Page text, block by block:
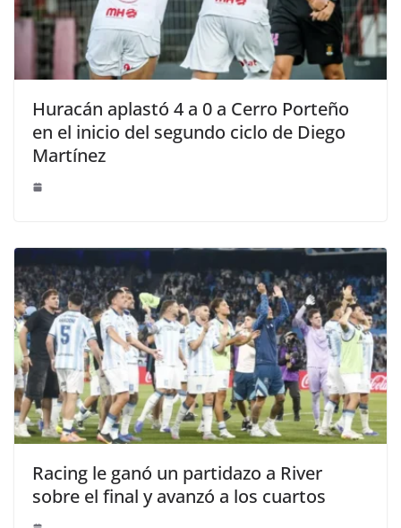
Huracán aplastó 4 a 0 a Cerro Porteño
en el inicio del segundo ciclo de Diego
Martínez
Racing le ganó un partidazo a River
sobre el final y avanzó a los cuartos